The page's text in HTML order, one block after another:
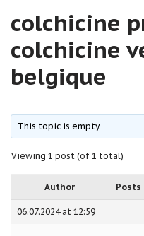
colchicine
colchicine
belgique
This topic is empty.
Viewing 1 post (of 1 total)
Author Posts
06.07.2024 at 12:59